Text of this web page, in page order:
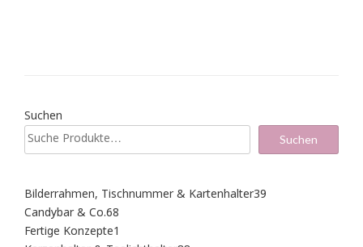
Suchen
Suchen
Bilderrahmen, Tischnummer & Kartenhalter39
Candybar & Co.68
Fertige Konzepte1